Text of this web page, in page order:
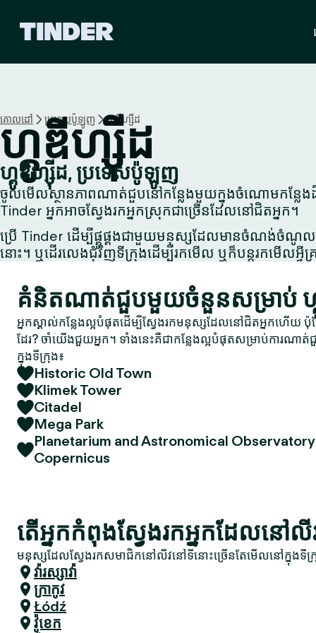
i
n
e
r
គោលដៅ ប្រទេស​ប៉ូឡូញ ហ្គូឌីហ្ស៊ីដ
ហ្គូឌីហ្ស៊ីដ
ហ្គូឌីហ្ស៊ីដ, ប្រទេស​ប៉ូឡូញ
ចូលមើលស្ថានភាពណាត់ជួបនៅកន្លែងមួយក្នុងចំណោមកន្លែងដ៏
Tinder អ្នកអាចស្វែងរកអ្នកស្រុកជាច្រើនដែលនៅជិតអ្នក។
ប្រើ Tinder ដើម្បីផ្គូផ្គងជាមួយមនុស្សដែលមានចំណង់ចំណូលចិ
នោះ។ ឬដើរលេងជុំវិញទីក្រុងដើម្បីរកមើល ឬក៏បន្តរកមើលអ្វី
គំនិតណាត់ជួបមួយចំនួនសម្រាប់ ហ្
អ្នកស្គាល់កន្លែងល្អបំផុតដើម្បីស្វែងរកមនុស្សដែលនៅជិតអ្នកហើយ ប៉ុ
ដែរ? ចាំយើងជួយអ្នក។ ទាំងនេះគឺជាកន្លែងល្អបំផុតសម្រាប់ការណ
ក្នុងទីក្រុង៖
Historic Old Town
Klimek Tower
Citadel
Mega Park
Planetarium and Astronomical
Copernicus
តើអ្នកកំពុងស្វែងរកអ្នកដែលនៅ
មនុស្សដែលស្វែងរកសមាជិកនៅលីវនៅទីនោះច្រើនតែមើលនៅក្នុងទីក្រុ
វ៉ារស្សាវ៉ា
ក្រាកូវ
Łódź
វ៉ូខេក